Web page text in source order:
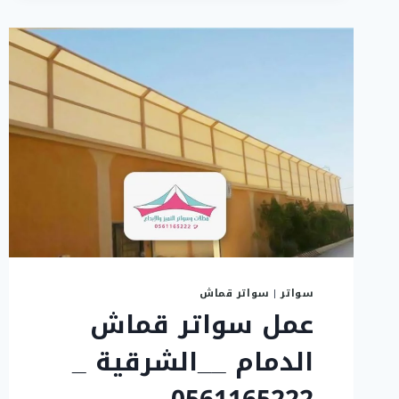
سواتر| سواتر قماش
عمل سواتر قماش
الدمام __الشرقية _